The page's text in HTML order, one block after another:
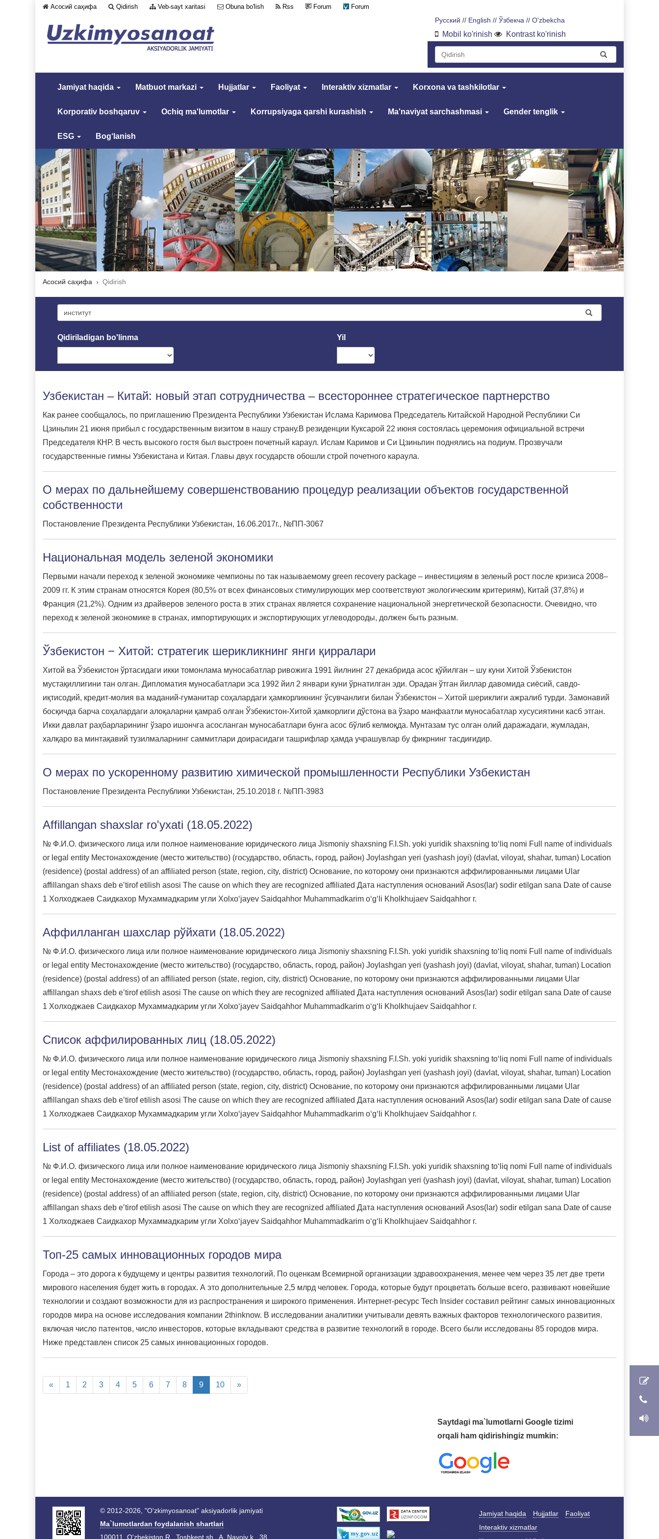
Асосий саҳифа Qidirish Veb-sayt xaritasi Obuna bo'lish Rss Forum
Forum
Русский // English // Ўзбекча // O'zbekcha
Mobil ko'rinish Kontrast ko'rinish
Jamiyat haqida Matbuot markazi Hujjatlar Faoliyat Interaktiv xizmatlar Korxona va tashkilotlar
Korporativ boshqaruv Ochiq ma'lumotlar Korrupsiyaga qarshi kurashish Ma'naviyat sarchashmasi Gender tenglik
ESG Bog‘lanish
Асосий саҳифа Qidirish
Qidiriladigan bo'linma Yil
Узбекистан – Китай: новый этап сотрудничества – всестороннее стратегическое партнерство
Как ранее сообщалось, по приглашению Президента Республики Узбекистан Ислама Каримова Председатель Китайской Народной Республики Си
Цзиньпин 21 июня прибыл с государственным визитом в нашу страну.В резиденции Куксарой 22 июня состоялась церемония официальной встречи
Председателя КНР. В честь высокого гостя был выстроен почетный караул. Ислам Каримов и Си Цзиньпин поднялись на подиум. Прозвучали
государственные гимны Узбекистана и Китая. Главы двух государств обошли строй почетного караула.
О мерах по дальнейшему совершенствованию процедур реализации объектов государственной
собственности
Постановление Президента Республики Узбекистан, 16.06.2017г., №ПП-3067
Национальная модель зеленой экономики
Первыми начали переход к зеленой экономике чемпионы по так называемому green recovery package – инвестициям в зеленый рост после кризиса 2008–
2009 гг. К этим странам относятся Корея (80,5% от всех финансовых стимулирующих мер соответствуют экологическим критериям), Китай (37,8%) и
Франция (21,2%). Одним из драйверов зеленого роста в этих странах является сохранение национальной энергетической безопасности. Очевидно, что
переход к зеленой экономике в странах, импортирующих и экспортирующих углеводороды, должен быть разным.
Ўзбекистон − Хитой: стратегик шерикликнинг янги қирралари
Хитой ва Ўзбекистон ўртасидаги икки томонлама муносабатлар ривожига 1991 йилнинг 27 декабрида асос қўйилган – шу куни Хитой Ўзбекистон
мустақиллигини тан олган. Дипломатия муносабатлари эса 1992 йил 2 январи куни ўрнатилган эди. Орадан ўтган йиллар давомида сиёсий, савдо-
иқтисодий, кредит-молия ва маданий-гуманитар соҳалардаги ҳамкорликнинг ўсувчанлиги билан Ўзбекистон – Хитой шериклиги ажралиб турди. Замонавий
босқичда барча соҳалардаги алоқаларни қамраб олган Ўзбекистон-Хитой ҳамкорлиги дўстона ва ўзаро манфаатли муносабатлар хусусиятини касб этган.
Икки давлат раҳбарларининг ўзаро ишончга асосланган муносабатлари бунга асос бўлиб келмоқда. Мунтазам тус олган олий даражадаги, жумладан,
халқаро ва минтақавий тузилмаларнинг саммитлари доирасидаги ташрифлар ҳамда учрашувлар бу фикрнинг тасдиғидир.
О мерах по ускоренному развитию химической промышленности Республики Узбекистан
Постановление Президента Республики Узбекистан, 25.10.2018 г. №ПП-3983
Affillangan shaxslar ro'yxati (18.05.2022)
№ Ф.И.О. физического лица или полное наименование юридического лица Jismoniy shaxsning F.I.Sh. yoki yuridik shaxsning to‘liq nomi Full name of individuals
or legal entity Местонахождение (место жительство) (государство, область, город, район) Joylashgan yeri (yashash joyi) (davlat, viloyat, shahar, tuman) Location
(residence) (postal address) of an affiliated person (state, region, city, district) Основание, по которому они признаются аффилированными лицами Ular
affillangan shaxs deb e’tirof etilish asosi The cause on which they are recognized affiliated Дата наступления оснований Asos(lar) sodir etilgan sana Date of cause
1 Холходжаев Саидкахор Мухаммадкарим угли Xolxo‘jayev Saidqahhor Muhammadkarim o‘g‘li Kholkhujaev Saidqahhor г.
Аффилланган шахслар рўйхати (18.05.2022)
№ Ф.И.О. физического лица или полное наименование юридического лица Jismoniy shaxsning F.I.Sh. yoki yuridik shaxsning to‘liq nomi Full name of individuals
or legal entity Местонахождение (место жительство) (государство, область, город, район) Joylashgan yeri (yashash joyi) (davlat, viloyat, shahar, tuman) Location
(residence) (postal address) of an affiliated person (state, region, city, district) Основание, по которому они признаются аффилированными лицами Ular
affillangan shaxs deb e’tirof etilish asosi The cause on which they are recognized affiliated Дата наступления оснований Asos(lar) sodir etilgan sana Date of cause
1 Холходжаев Саидкахор Мухаммадкарим угли Xolxo‘jayev Saidqahhor Muhammadkarim o‘g‘li Kholkhujaev Saidqahhor г.
Список аффилированных лиц (18.05.2022)
№ Ф.И.О. физического лица или полное наименование юридического лица Jismoniy shaxsning F.I.Sh. yoki yuridik shaxsning to‘liq nomi Full name of individuals
or legal entity Местонахождение (место жительство) (государство, область, город, район) Joylashgan yeri (yashash joyi) (davlat, viloyat, shahar, tuman) Location
(residence) (postal address) of an affiliated person (state, region, city, district) Основание, по которому они признаются аффилированными лицами Ular
affillangan shaxs deb e’tirof etilish asosi The cause on which they are recognized affiliated Дата наступления оснований Asos(lar) sodir etilgan sana Date of cause
1 Холходжаев Саидкахор Мухаммадкарим угли Xolxo‘jayev Saidqahhor Muhammadkarim o‘g‘li Kholkhujaev Saidqahhor г.
List of affiliates (18.05.2022)
№ Ф.И.О. физического лица или полное наименование юридического лица Jismoniy shaxsning F.I.Sh. yoki yuridik shaxsning to‘liq nomi Full name of individuals
or legal entity Местонахождение (место жительство) (государство, область, город, район) Joylashgan yeri (yashash joyi) (davlat, viloyat, shahar, tuman) Location
(residence) (postal address) of an affiliated person (state, region, city, district) Основание, по которому они признаются аффилированными лицами Ular
affillangan shaxs deb e’tirof etilish asosi The cause on which they are recognized affiliated Дата наступления оснований Asos(lar) sodir etilgan sana Date of cause
1 Холходжаев Саидкахор Мухаммадкарим угли Xolxo‘jayev Saidqahhor Muhammadkarim o‘g‘li Kholkhujaev Saidqahhor г.
Топ-25 самых инновационных городов мира
Города – это дорога к будущему и центры развития технологий. По оценкам Всемирной организации здравоохранения, менее чем через 35 лет две трети
мирового населения будет жить в городах. А это дополнительные 2,5 млрд человек. Города, которые будут процветать больше всего, развивают новейшие
технологии и создают возможности для из распространения и широкого применения. Интернет-ресурс Tech Insider составил рейтинг самых инновационных
городов мира на основе исследования компании 2thinknow. В исследовании аналитики учитывали девять важных факторов технологического развития.
включая число патентов, число инвесторов, которые вкладывают средства в развитие технологий в городе. Всего были исследованы 85 городов мира.
Ниже представлен список 25 самых инновационных городов.
« 1 2 3 4 5 6 7 8 9 10 »
Saytdagi ma`lumotlarni Google tizimi
orqali ham qidirishingiz mumkin:
© 2012-2026, "O'zkimyosanoat" aksiyadorlik jamiyati
Ma`lumotlardan foydalanish shartlari
100011, O'zbekiston R., Toshkent sh., A. Navoiy k., 38
Jamiyat haqida Hujjatlar
Faoliyat
Interaktiv xizmatlar